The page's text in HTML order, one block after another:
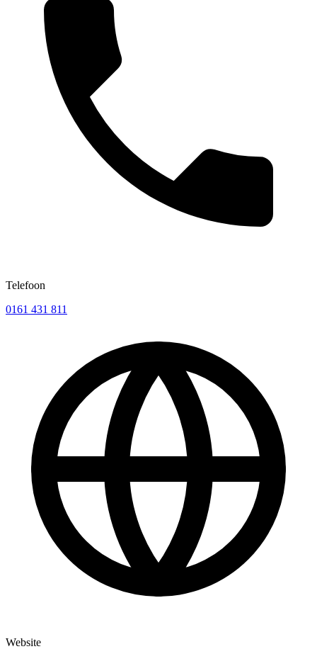
Telefoon
0161 431 811
Website